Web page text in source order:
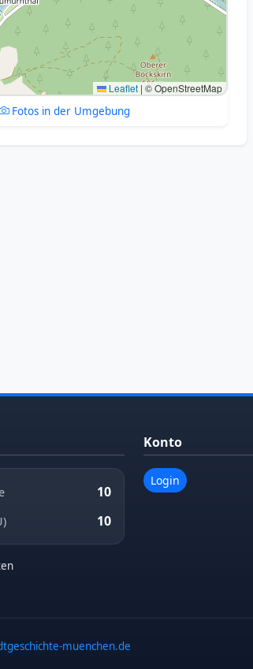
Leaflet |© OpenStreetMap
Fotos in der Umgebung
10
10
Konto
Login
muenchen.de